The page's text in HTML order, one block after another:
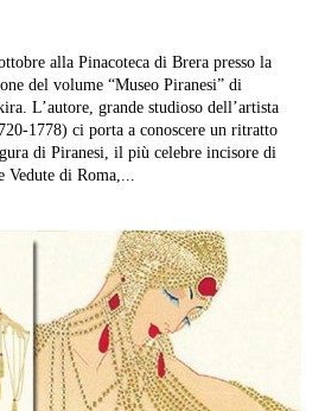
alla Pinacoteca di Brera presso la
del volume “Museo Piranesi” di
1778) ci porta a conoscere un ritratto
di Piranesi, il più celebre incisore di
di Roma,...